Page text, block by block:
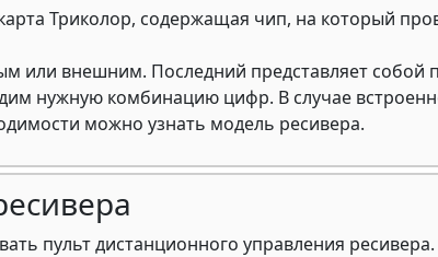
Триколор, содержащая чип, на который
или внешним. Последний представляет собой
нужную комбинацию цифр. В случае
можно узнать модель ресивера.
пульт дистанционного управления